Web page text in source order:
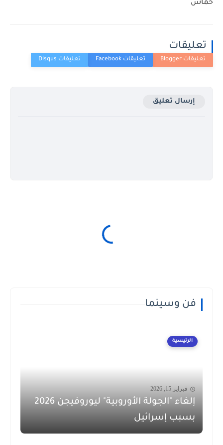
حماس
تعليقات
إرسال تعليق
فن وسينما
الرئيسية
فبراير 15, 2026
إلغاء "الجولة الأوروبية" ليوروفيجن 2026
بسبب إسرائيل